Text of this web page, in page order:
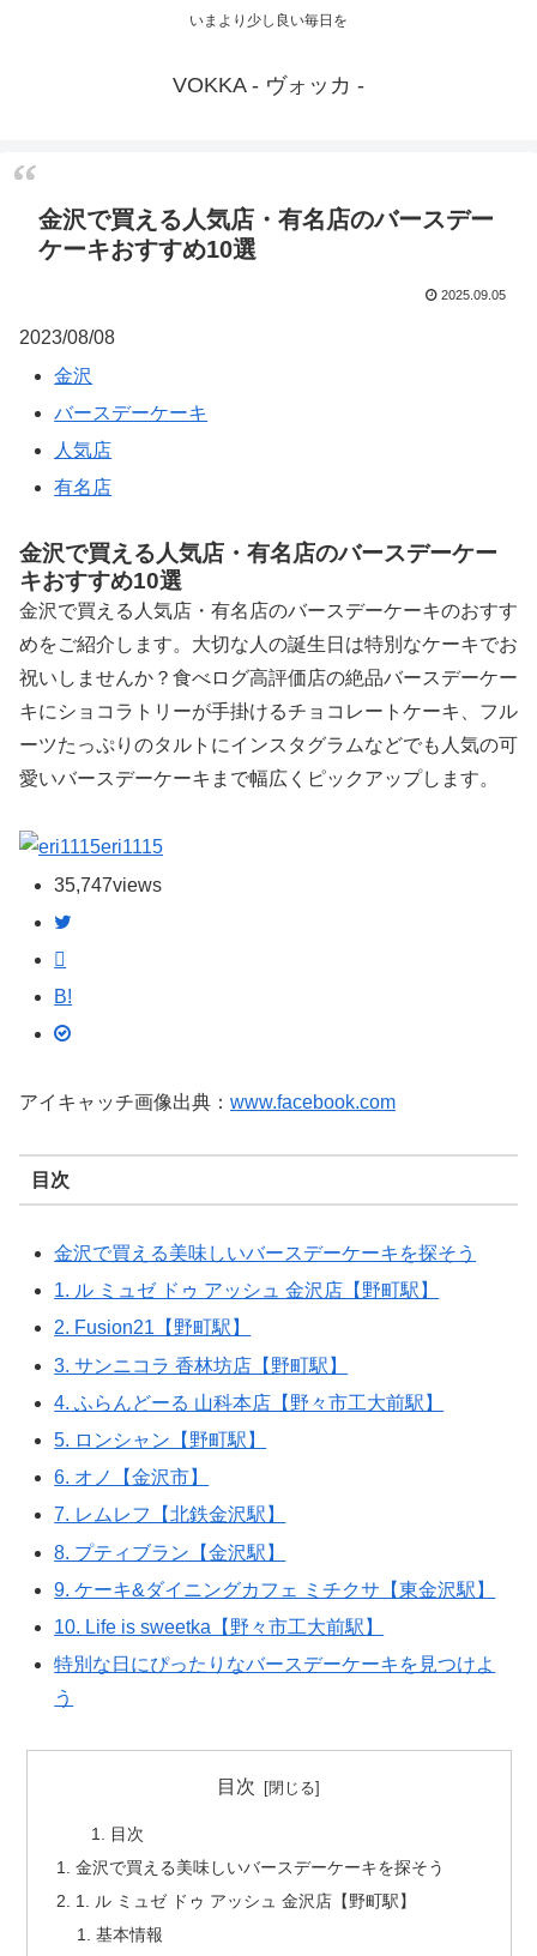
いまより少し良い毎日を
VOKKA - ヴォッカ -
金沢で買える人気店・有名店のバースデー
ケーキおすすめ10選
2025.09.05
2023/08/08
金沢
バースデーケーキ
人気店
有名店
金沢で買える人気店・有名店のバースデーケー
キおすすめ10選
金沢で買える人気店・有名店のバースデーケーキのおすす
めをご紹介します。大切な人の誕生日は特別なケーキでお
祝いしませんか？食べログ高評価店の絶品バースデーケー
キにショコラトリーが手掛けるチョコレートケーキ、フル
ーツたっぷりのタルトにインスタグラムなどでも人気の可
愛いバースデーケーキまで幅広くピックアップします。
eri1115
35,747views
B!
アイキャッチ画像出典： www.facebook.com
目次
金沢で買える美味しいバースデーケーキを探そう
1. ル ミュゼ ドゥ アッシュ 金沢店【野町駅】
2. Fusion21【野町駅】
3. サンニコラ 香林坊店【野町駅】
4. ふらんどーる 山科本店【野々市工大前駅】
5. ロンシャン【野町駅】
6. オノ【金沢市】
7. レムレフ【北鉄金沢駅】
8. プティブラン【金沢駅】
9. ケーキ&ダイニングカフェ ミチクサ【東金沢駅】
10. Life is sweetka【野々市工大前駅】
特別な日にぴったりなバースデーケーキを見つけよ
う
目次
目次
金沢で買える美味しいバースデーケーキを探そう
1. ル ミュゼ ドゥ アッシュ 金沢店【野町駅】
基本情報